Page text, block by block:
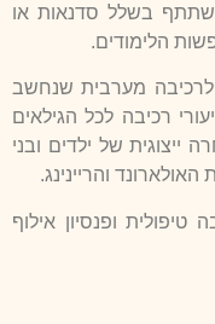
בשלל סדנאות או
הלימודים.
מערבית שנחשב
רכיבה לכל הגילאים
של ילדים ובני
והריינינג.
ופנסיון אילוף